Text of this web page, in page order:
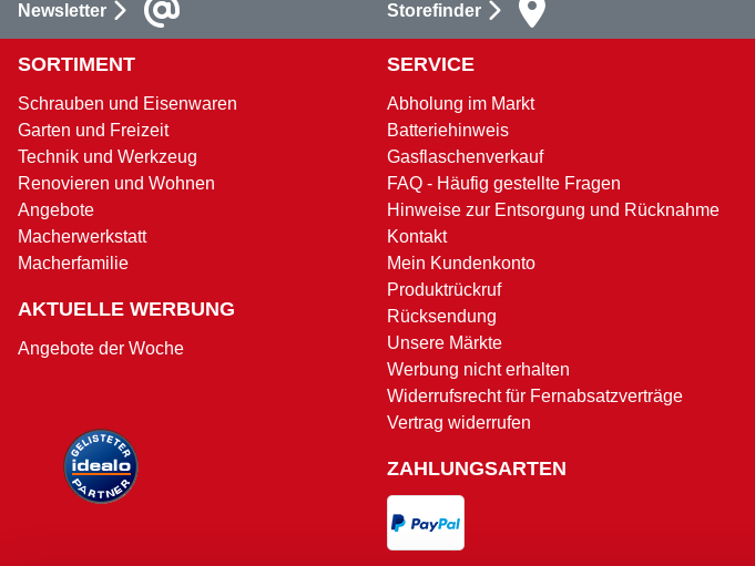
Newsletter Storefinder
SORTIMENT
Schrauben und Eisenwaren
Garten und Freizeit
Technik und Werkzeug
Renovieren und Wohnen
Angebote
Macherwerkstatt
Macherfamilie
AKTUELLE WERBUNG
Angebote der Woche
SERVICE
Abholung im Markt
Batteriehinweis
Gasflaschenverkauf
FAQ - Häufig gestellte Fragen
Hinweise zur Entsorgung und Rücknahme
Kontakt
Mein Kundenkonto
Produktrückruf
Rücksendung
Unsere Märkte
Werbung nicht erhalten
Widerrufsrecht für Fernabsatzverträge
Vertrag widerrufen
ZAHLUNGSARTEN